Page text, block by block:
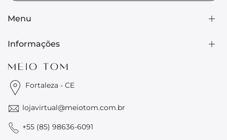
Menu
Coleções
Maiôs/Bodies
Outwear
🔥 SALE
Export orders
Informações
Nossas lojas
Entrega e devolução
Termos de condições de uso
Fortaleza - CE
lojavirtual@meiotom.com.br
+55 (85) 98636-6091